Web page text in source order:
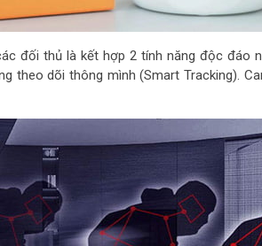
đối thủ là kết hợp 2 tính năng độc đáo
theo dõi thông mình (Smart Tracking).